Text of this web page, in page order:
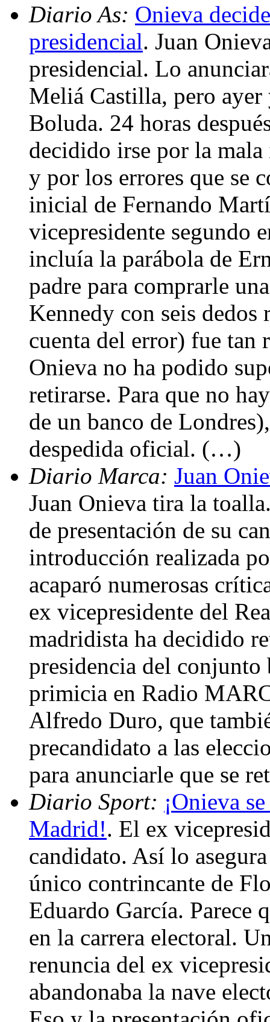
Diario As: Onieva
presidencial. Juan
presidencial. Lo
Meliá Castilla, pero
Boluda. 24 horas
decidido irse por la mala
y por los errores que se
inicial de Fernando
vicepresidente segundo
incluía la parábola de
padre para comprarle
Kennedy con seis dedos
cuenta del error) fue tan
Onieva no ha podido
retirarse. Para que no
de un banco de
despedida oficial. (…)
Diario Marca: Juan
Juan Onieva tira la
de presentación de su
introducción realizada
acaparó numerosas
ex vicepresidente del
madridista ha decidido
presidencia del
primicia en Radio
Alfredo Duro, que
precandidato a las
para anunciarle que se
Diario Sport: ¡Onieva
Madrid!. El ex
candidato. Así lo
único contrincante de
Eduardo García. Parece
en la carrera electoral.
renuncia del ex
abandonaba la nave